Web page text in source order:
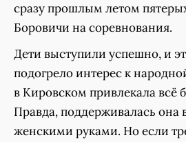
сразу прошлым летом
Боровичи на соревнования.
Дети выступили успешно, и
подогрело интерес к
в Кировском привлекала всё
Правда, поддерживалась она
женскими руками. Но если